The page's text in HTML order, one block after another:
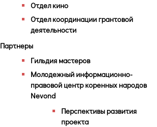
Отдел кино
Отдел координации грантовой
деятельности
Партнеры
Гильдия мастеров
Молодежный информационно-
правовой центр коренных народов
Nevond
Перспективы развития
проекта